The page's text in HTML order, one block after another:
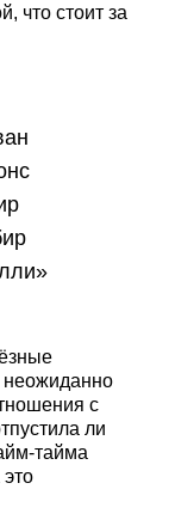
что стоит за
с
ли